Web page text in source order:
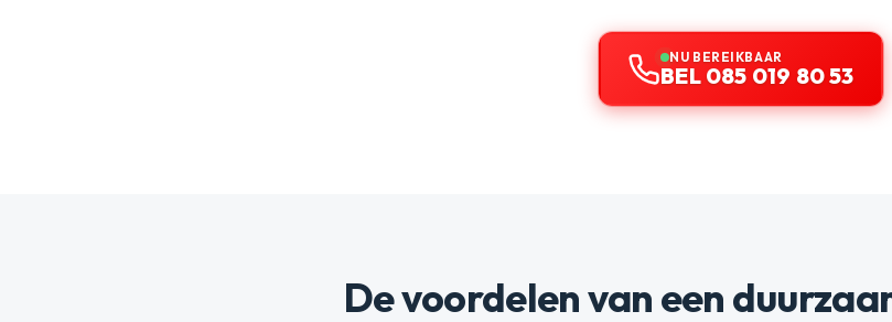
NU BEREIKBAAR
BEL 085 019 80 53
De voordelen van een